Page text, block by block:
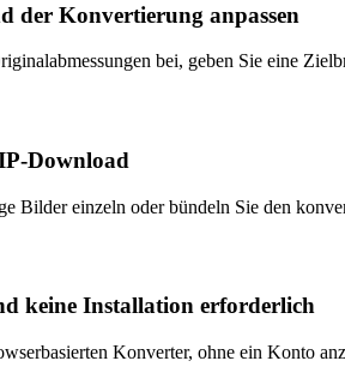
der Konvertierung anpassen
bei, geben Sie eine
Download
Bilder einzeln oder bündeln Sie den
keine Installation erforderlich
Konverter, ohne ein Konto